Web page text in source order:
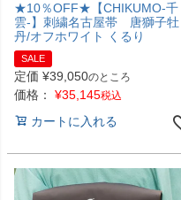
★10％OFF★【CHIKUMO-千
雲-】刺繍名古屋帯 唐獅子牡
丹/オフホワイト くるり
SALE
定価 ¥39,050のところ
価格： ¥35,145税込
カートに入れる